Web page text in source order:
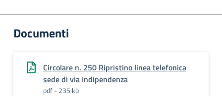
Documenti
Circolare n. 250 Ripristino linea telefonica
sede di via Indipendenza
pdf - 235 kb